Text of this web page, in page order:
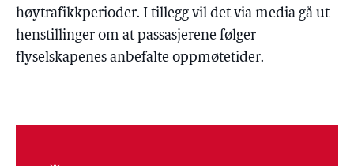
høytrafikkperioder. I tillegg vil det via media gå ut
henstillinger om at passasjerene følger
flyselskapenes anbefalte oppmøtetider.